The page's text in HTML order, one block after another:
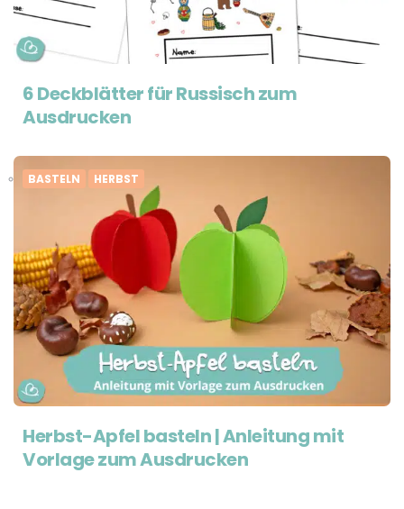
6 Deckblätter für Russisch zum
Ausdrucken
BASTELN HERBST
Herbst-Apfel basteln | Anleitung mit
Vorlage zum Ausdrucken